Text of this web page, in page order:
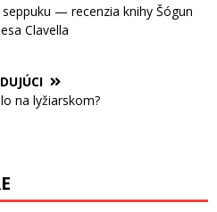
seppuku — recenzia knihy Šógun
Clavella
na lyžiarskom?